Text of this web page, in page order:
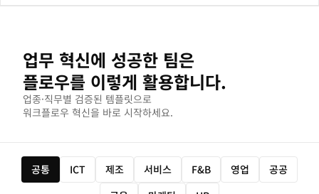
업무 혁신에 성공한 팀은
플로우를 이렇게 활용합니다.
업종·직무별 검증된 템플릿으로
워크플로우 혁신을 바로 시작하세요.
공통 ICT 제조 서비스 F&B 영업
공공